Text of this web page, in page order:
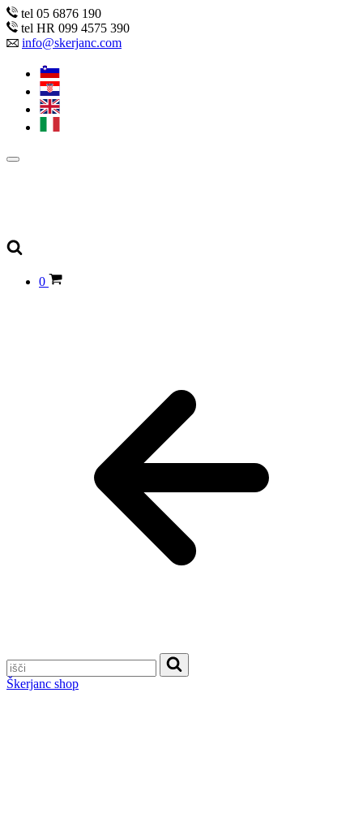
tel 05 6876 190
tel HR 099 4575 390
info@skerjanc.com
0
Škerjanc shop